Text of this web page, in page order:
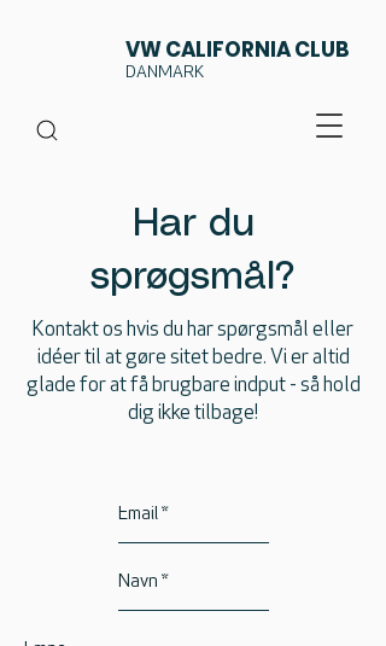
VW CALIFORNIA CLUB
DANMARK
Har du
sprøgsmål?
Kontakt os hvis du har spørgsmål eller
idéer til at gøre sitet bedre. Vi er altid
glade for at få brugbare indput - så hold
dig ikke tilbage!